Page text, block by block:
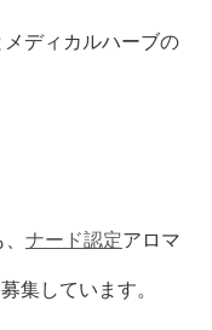
ディカルハーブの
ナード認定アロマ
集しています。